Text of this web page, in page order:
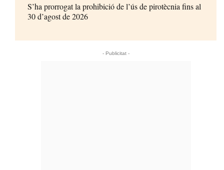
S’ha prorrogat la prohibició de l’ús de pirotècnia fins al
30 d’agost de 2026
- Publicitat -